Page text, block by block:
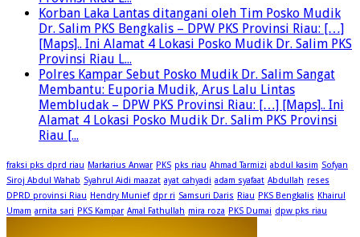
Korban Laka Lantas ditangani oleh Tim Posko Mudik
Dr. Salim PKS Bengkalis – DPW PKS Provinsi Riau: […]
[Maps].. Ini Alamat 4 Lokasi Posko Mudik Dr. Salim PKS
Provinsi Riau L...
Polres Kampar Sebut Posko Mudik Dr. Salim Sangat
Membantu: Euporia Mudik, Arus Lalu Lintas
Membludak – DPW PKS Provinsi Riau: […] [Maps].. Ini
Alamat 4 Lokasi Posko Mudik Dr. Salim PKS Provinsi
Riau [...
fraksi pks dprd riau Markarius Anwar PKS pks riau Ahmad Tarmizi abdul kasim Sofyan
Siroj Abdul Wahab Syahrul Aidi maazat ayat cahyadi adam syafaat Abdullah reses
DPRD provinsi Riau Hendry Munief dpr ri Samsuri Daris Riau PKS Bengkalis Khairul
Umam arnita sari PKS Kampar Amal Fathullah mira roza PKS Dumai dpw pks riau